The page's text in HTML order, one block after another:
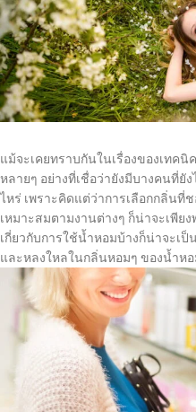
แม้จะเคยทราบกันในเรื่องของเทค
หลายๆ อย่างที่เชื่อว่ายังมีบางคนที่ยั
ไหร่ เพราะคิดแต่ว่าการเลือกกลิ่นที่
เหมาะสมตามงานต่างๆ ก็น่าจะเพี
เกี่ยวกับการใช้น้ำหอมบ้างก็น่าจะเ
และหลงใหลในกลิ่นหอมๆ ของน้ำห